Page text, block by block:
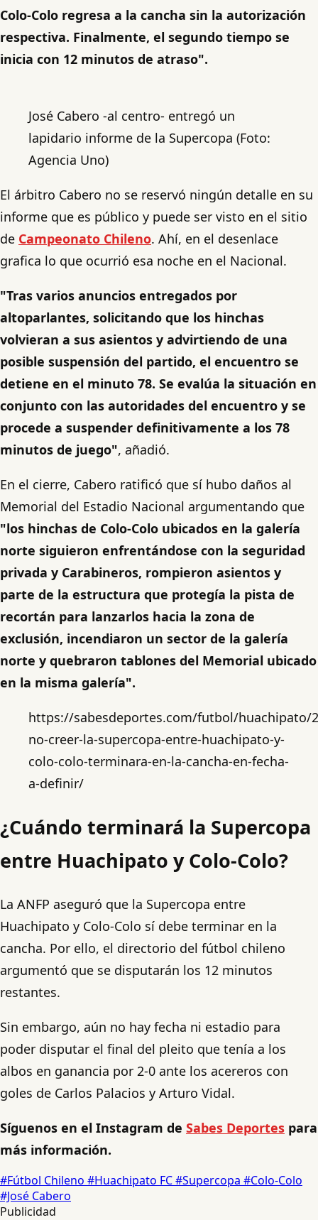
Colo-Colo regresa a la cancha sin la autorización
respectiva. Finalmente, el segundo tiempo se
inicia con 12 minutos de atraso".
José Cabero -al centro- entregó un
lapidario informe de la Supercopa (Foto:
Agencia Uno)
El árbitro Cabero no se reservó ningún detalle en su
informe que es público y puede ser visto en el sitio
de Campeonato Chileno. Ahí, en el desenlace
grafica lo que ocurrió esa noche en el Nacional.
"Tras varios anuncios entregados por
altoparlantes, solicitando que los hinchas
volvieran a sus asientos y advirtiendo de una
posible suspensión del partido, el encuentro se
detiene en el minuto 78. Se evalúa la situación en
conjunto con las autoridades del encuentro y se
procede a suspender definitivamente a los 78
minutos de juego", añadió.
En el cierre, Cabero ratificó que sí hubo daños al
Memorial del Estadio Nacional argumentando que
"los hinchas de Colo-Colo ubicados en la galería
norte siguieron enfrentándose con la seguridad
privada y Carabineros, rompieron asientos y
parte de la estructura que protegía la pista de
recortán para lanzarlos hacia la zona de
exclusión, incendiaron un sector de la galería
norte y quebraron tablones del Memorial ubicado
en la misma galería".
https://sabesdeportes.com/futbol/huachipato/
no-creer-la-supercopa-entre-huachipato-y-
colo-colo-terminara-en-la-cancha-en-fecha-
a-definir/
¿Cuándo terminará la Supercopa
entre Huachipato y Colo-Colo?
La ANFP aseguró que la Supercopa entre
Huachipato y Colo-Colo sí debe terminar en la
cancha. Por ello, el directorio del fútbol chileno
argumentó que se disputarán los 12 minutos
restantes.
Sin embargo, aún no hay fecha ni estadio para
poder disputar el final del pleito que tenía a los
albos en ganancia por 2-0 ante los acereros con
goles de Carlos Palacios y Arturo Vidal.
Síguenos en el Instagram de Sabes Deportes para
más información.
#Fútbol Chileno #Huachipato FC#Supercopa #Colo-Colo
#José Cabero
Publicidad